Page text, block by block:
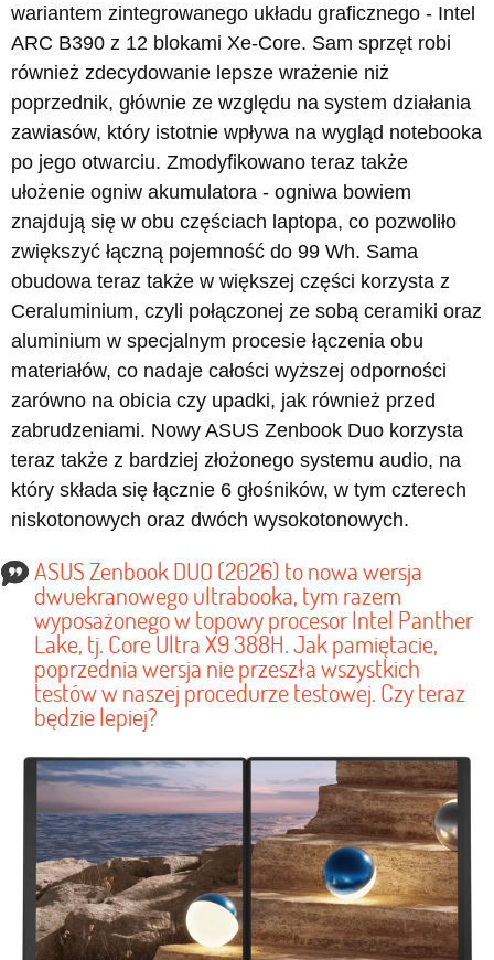
wariantem zintegrowanego układu graficznego - Intel
ARC B390 z 12 blokami Xe-Core. Sam sprzęt robi
również zdecydowanie lepsze wrażenie niż
poprzednik, głównie ze względu na system działania
zawiasów, który istotnie wpływa na wygląd notebooka
po jego otwarciu. Zmodyfikowano teraz także
ułożenie ogniw akumulatora - ogniwa bowiem
znajdują się w obu częściach laptopa, co pozwoliło
zwiększyć łączną pojemność do 99 Wh. Sama
obudowa teraz także w większej części korzysta z
Ceraluminium, czyli połączonej ze sobą ceramiki oraz
aluminium w specjalnym procesie łączenia obu
materiałów, co nadaje całości wyższej odporności
zarówno na obicia czy upadki, jak również przed
zabrudzeniami. Nowy ASUS Zenbook Duo korzysta
teraz także z bardziej złożonego systemu audio, na
który składa się łącznie 6 głośników, w tym czterech
niskotonowych oraz dwóch wysokotonowych.
ASUS Zenbook DUO (2026) to nowa wersja
dwuekranowego ultrabooka, tym razem
wyposażonego w topowy procesor Intel Panther
Lake, tj. Core Ultra X9 388H. Jak pamiętacie,
poprzednia wersja nie przeszła wszystkich
testów w naszej procedurze testowej. Czy teraz
będzie lepiej?